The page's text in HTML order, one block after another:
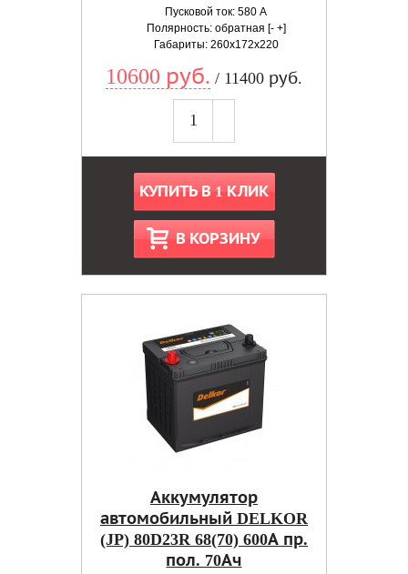
Пусковой ток: 580 А
Полярность: обратная [- +]
Габариты: 260x172x220
10600 руб. / 11400 руб.
КУПИТЬ В 1 КЛИК
В КОРЗИНУ
Аккумулятор
автомобильный DELKOR
(JP) 80D23R 68(70) 600А пр.
пол. 70Ач